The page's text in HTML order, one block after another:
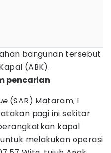
bangunan tersebut
(ABK).
pencarian
(SAR) Mataram, I
pagi ini sekitar
kapal
melakukan operasi